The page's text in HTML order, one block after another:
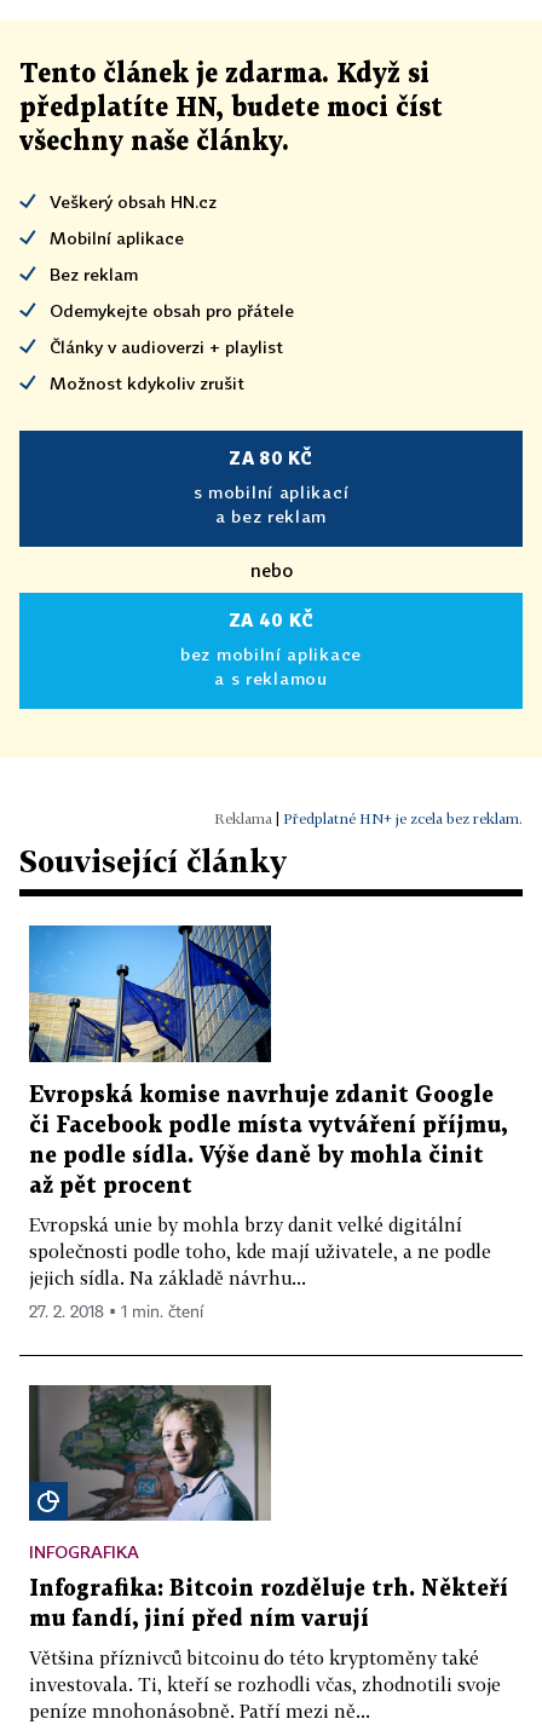
Tento článek je zdarma. Když si
předplatíte HN, budete moci číst
všechny naše články.
Veškerý obsah HN.cz
Mobilní aplikace
Bez reklam
Odemykejte obsah pro přátele
Články v audioverzi + playlist
Možnost kdykoliv zrušit
ZA 80 KČ
s mobilní aplikací
a bez reklam
nebo
ZA 40 KČ
bez mobilní aplikace
a s reklamou
Předplatné HN+ je zcela bez reklam.
Související články
Evropská komise navrhuje zdanit Google
či Facebook podle místa vytváření příjmu,
ne podle sídla. Výše daně by mohla činit
až pět procent
Evropská unie by mohla brzy danit velké digitální
společnosti podle toho, kde mají uživatele, a ne podle
jejich sídla. Na základě návrhu...
27. 2. 2018 ▪ 1 min. čtení
INFOGRAFIKA
Infografika: Bitcoin rozděluje trh. Někteří
mu fandí, jiní před ním varují
Většina příznivců bitcoinu do této kryptoměny také
investovala. Ti, kteří se rozhodli včas, zhodnotili svoje
peníze mnohonásobně. Patří mezi ně...